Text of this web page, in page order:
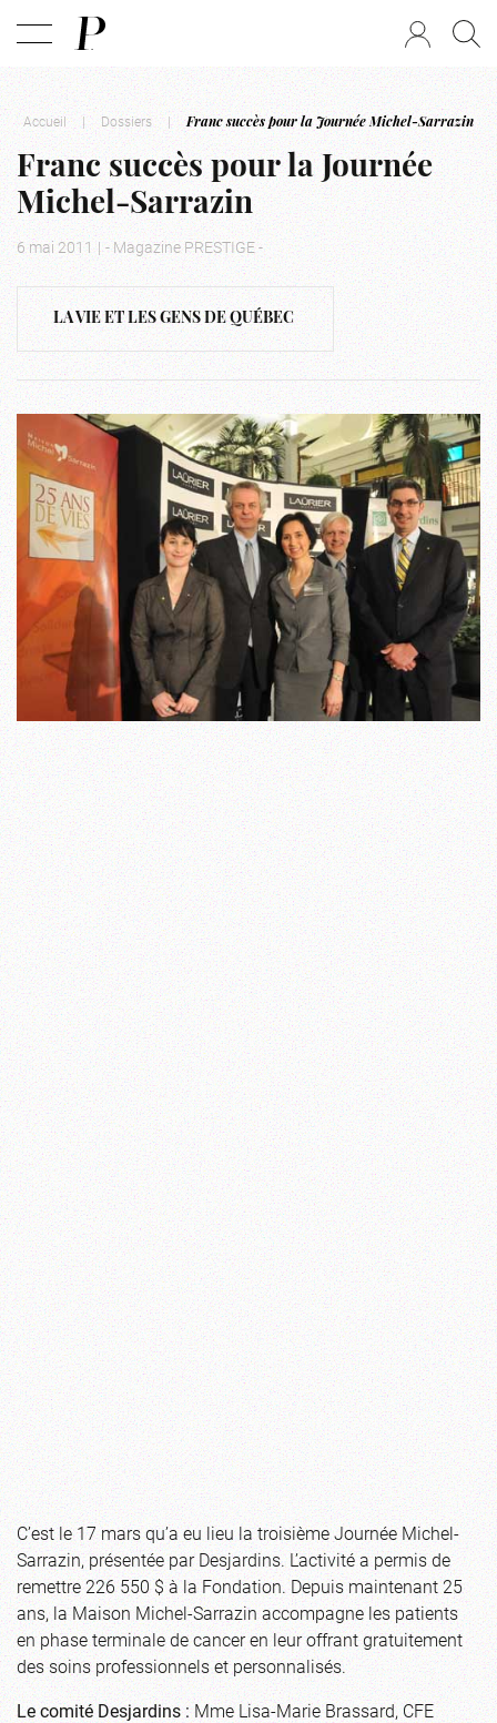
Accueil | Dossiers | Franc succès pour la Journée Michel-Sarrazin
Franc succès pour la Journée
Michel-Sarrazin
6 mai 2011 | - Magazine PRESTIGE -
LA VIE ET LES GENS DE QUÉBEC
C’est le 17 mars qu’a eu lieu la troisième Journée Michel-
Sarrazin, présentée par Desjardins. L’activité a permis de
remettre 226 550 $ à la Fondation. Depuis maintenant 25
ans, la Maison Michel-Sarrazin accompagne les patients
en phase terminale de cancer en leur offrant gratuitement
des soins professionnels et personnalisés.
Le comité Desjardins :Mme Lisa-Marie Brassard, CFE